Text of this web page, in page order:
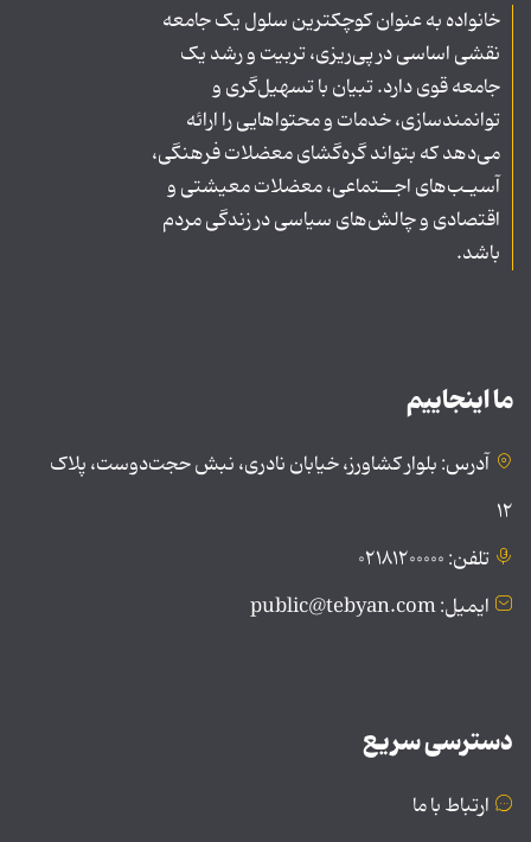
خانواده به عنوان کوچکترین سلول یک جامعه
نقشی اساسی در پی‌ریزی، تربیت و رشد یک
جامعه قوی دارد. تبیان با تسهیل‌گری و
توانمندسازی، خدمات و محتواهایی را ارائه
می‌دهد که بتواند گره‌گشای معضلات فرهنگی،
آسیـب‌های اجــتماعی، معضلات معیشتی و
اقتصادی و چالش‌های سیاسی در زندگی مردم
باشد.
ما اینجاییم
آدرس: بلوار کشاورز، خیابان نادری، نبش حجت‌دوست، پلاک
۱۲
تلفن: ۰۲۱۸۱۲۰۰۰۰۰
ایمیل: public@tebyan.com
دسترسی سریع
ارتباط با ما